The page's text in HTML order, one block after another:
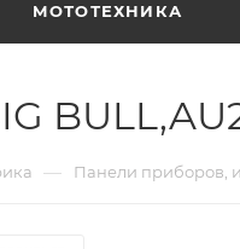
МОТОТЕХНИКА
— Панели приборов,